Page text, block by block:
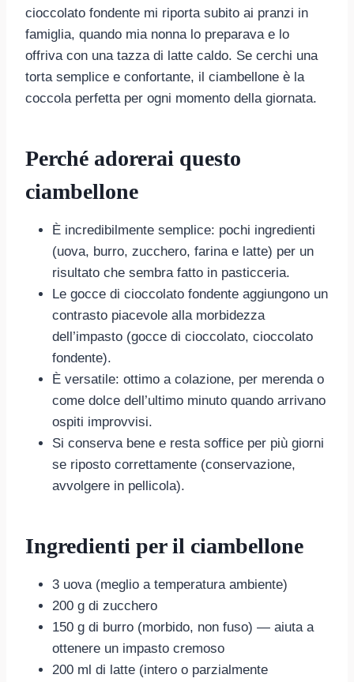
cioccolato fondente mi riporta subito ai pranzi in
famiglia, quando mia nonna lo preparava e lo
offriva con una tazza di latte caldo. Se cerchi una
torta semplice e confortante, il ciambellone è la
coccola perfetta per ogni momento della giornata.
Perché adorerai questo
ciambellone
È incredibilmente semplice: pochi ingredienti
(uova, burro, zucchero, farina e latte) per un
risultato che sembra fatto in pasticceria.
Le gocce di cioccolato fondente aggiungono un
contrasto piacevole alla morbidezza
dell’impasto (gocce di cioccolato, cioccolato
fondente).
È versatile: ottimo a colazione, per merenda o
come dolce dell’ultimo minuto quando arrivano
ospiti improvvisi.
Si conserva bene e resta soffice per più giorni
se riposto correttamente (conservazione,
avvolgere in pellicola).
Ingredienti per il ciambellone
3 uova (meglio a temperatura ambiente)
200 g di zucchero
150 g di burro (morbido, non fuso) — aiuta a
ottenere un impasto cremoso
200 ml di latte (intero o parzialmente